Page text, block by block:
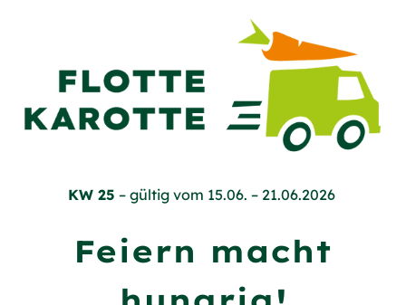
KW 25 – gültig vom 15.06. – 21.06.2026
Feiern macht